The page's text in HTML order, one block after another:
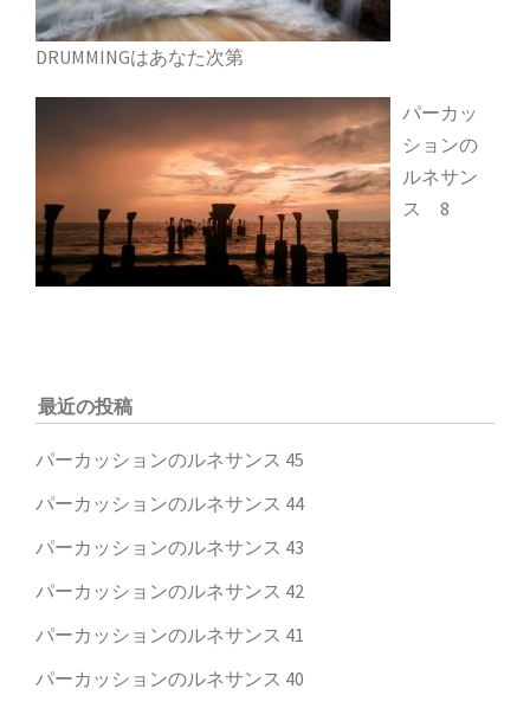
DRUMMINGはあなた次第
パーカッ
ションの
ルネサン
ス 8
最近の投稿
パーカッションのルネサンス 45
パーカッションのルネサンス 44
パーカッションのルネサンス 43
パーカッションのルネサンス 42
パーカッションのルネサンス 41
パーカッションのルネサンス 40